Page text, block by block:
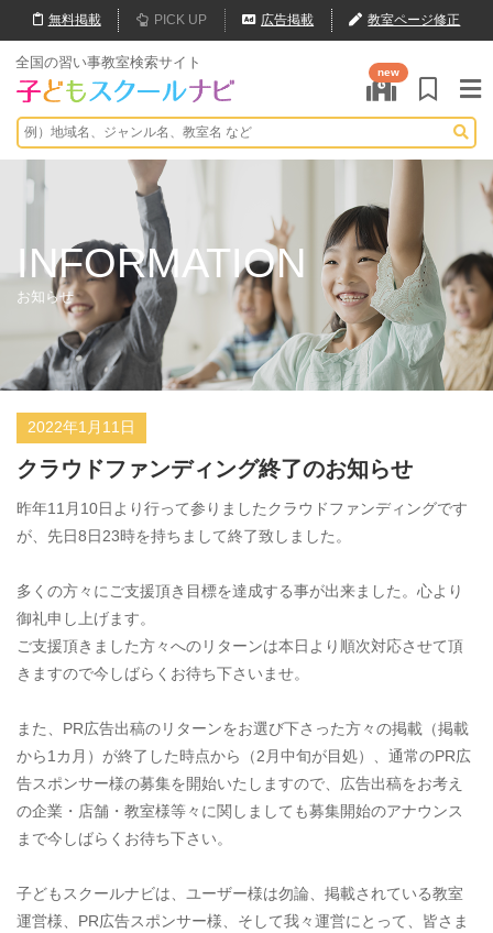
無料掲載 PICK UP 広告掲載 教室ページ修正
全国の習い事教室検索サイト
new
INFORMATION
お知らせ
2022年1月11日
クラウドファンディング終了のお知らせ
昨年11月10日より行って参りましたクラウドファンディングです
が、先日8日23時を持ちまして終了致しました。
多くの方々にご支援頂き目標を達成する事が出来ました。心より
御礼申し上げます。
ご支援頂きました方々へのリターンは本日より順次対応させて頂
きますので今しばらくお待ち下さいませ。
また、PR広告出稿のリターンをお選び下さった方々の掲載（掲載
から1カ月）が終了した時点から（2月中旬が目処）、通常のPR広
告スポンサー様の募集を開始いたしますので、広告出稿をお考え
の企業・店舗・教室様等々に関しましても募集開始のアナウンス
まで今しばらくお待ち下さい。
子どもスクールナビは、ユーザー様は勿論、掲載されている教室
運営様、PR広告スポンサー様、そして我々運営にとって、皆さま